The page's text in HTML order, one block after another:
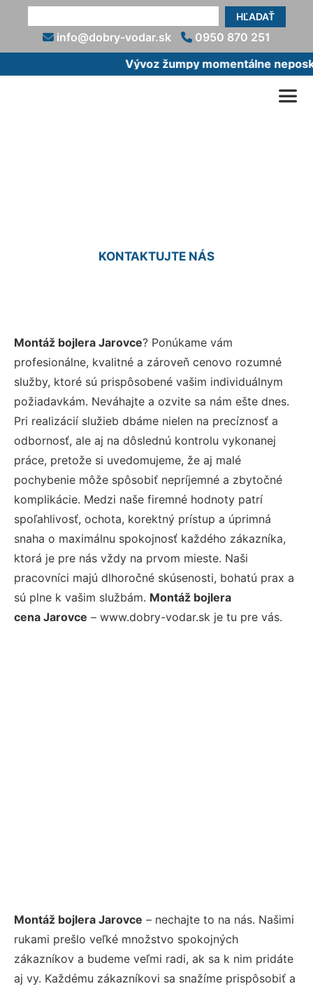
HĽADAŤ
info@dobry-vodar.sk
0950 870 251
Vývoz žumpy momentálne
KONTAKTUJTE NÁS
Montáž bojlera Jarovce? Ponúkame vám
profesionálne, kvalitné a zároveň cenovo rozumné
služby, ktoré sú prispôsobené vašim individuálnym
požiadavkám. Neváhajte a ozvite sa nám ešte dnes.
Pri realizácií služieb dbáme nielen na precíznosť a
odbornosť, ale aj na dôslednú kontrolu vykonanej
práce, pretože si uvedomujeme, že aj malé
pochybenie môže spôsobiť nepríjemné a zbytočné
komplikácie. Medzi naše firemné hodnoty patrí
spoľahlivosť, ochota, korektný prístup a úprimná
snaha o maximálnu spokojnosť každého zákazníka,
ktorá je pre nás vždy na prvom mieste. Naši
pracovníci majú dlhoročné skúsenosti, bohatú prax a
sú plne k vašim službám. Montáž bojlera
cena Jarovce – www.dobry-vodar.sk je tu pre vás.
Montáž bojlera Jarovce – nechajte to na nás. Našimi
rukami prešlo veľké množstvo spokojných
zákazníkov a budeme veľmi radi, ak sa k nim pridáte
aj vy. Každému zákazníkovi sa snažíme prispôsobiť a